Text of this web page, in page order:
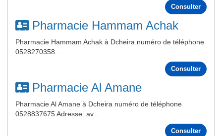
Consulter
Pharmacie Hammam Achak
Pharmacie Hammam Achak à Dcheira numéro de téléphone
0528270358...
Consulter
Pharmacie Al Amane
Pharmacie Al Amane à Dcheira numéro de téléphone
0528837675 Adresse: av...
Consulter